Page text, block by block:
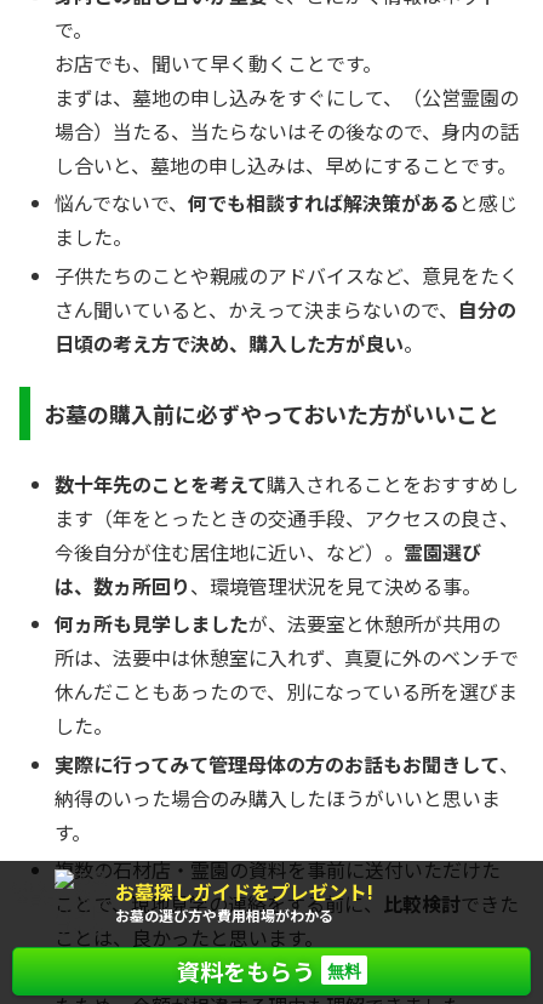
で。
お店でも、聞いて早く動くことです。
まずは、墓地の申し込みをすぐにして、（公営霊園の
場合）当たる、当たらないはその後なので、身内の話
し合いと、墓地の申し込みは、早めにすることです。
悩んでないで、何でも相談すれば解決策がある と感じ
ました。
子供たちのことや親戚のアドバイスなど、意見をたく
さん聞いていると、かえって決まらないので、 自分の
日頃の考え方で決め、購入した方が良い。
お墓の購入前に必ずやっておいた方がいいこと
数十年先のことを考えて購入されることをおすすめし
ます（年をとったときの交通手段、アクセスの良さ、
今後自分が住む居住地に近い、など）。 霊園選び
は、数ヵ所回り、環境管理状況を見て決める事。
何ヵ所も見学しましたが、法要室と休憩所が共用の
所は、法要中は休憩室に入れず、真夏に外のベンチで
休んだこともあったので、別になっている所を選びま
した。
実際に行ってみて管理母体の方のお話もお聞きして、
納得のいった場合のみ購入したほうがいいと思いま
す。
複数の石材店・霊園の資料を事前に送付いただけた
ことで、現地見学の連絡をする前に、 比較検討できた
ことは、良かったと思います。
実際には、現地を見て説明を聞き、広さを実感でき
もれなく お墓探しガイドをプレゼント!
お墓の選び方や費用相場がわかる
資料をもらう 無料